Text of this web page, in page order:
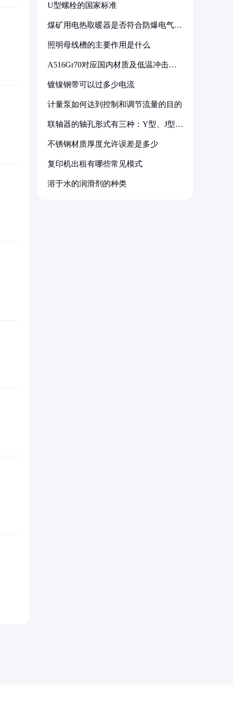
U型螺栓的国家标准
煤矿用电热取暖器是否符合防爆电气设
照明母线槽的主要作用是什么
A516Gr70对应国内材质及低温冲击要
镀镍钢带可以过多少电流
计量泵如何达到控制和调节流量的目的
联轴器的轴孔形式有三种：Y型、J型、
不锈钢材质厚度允许误差是多少
复印机出租有哪些常见模式
溶于水的润滑剂的种类